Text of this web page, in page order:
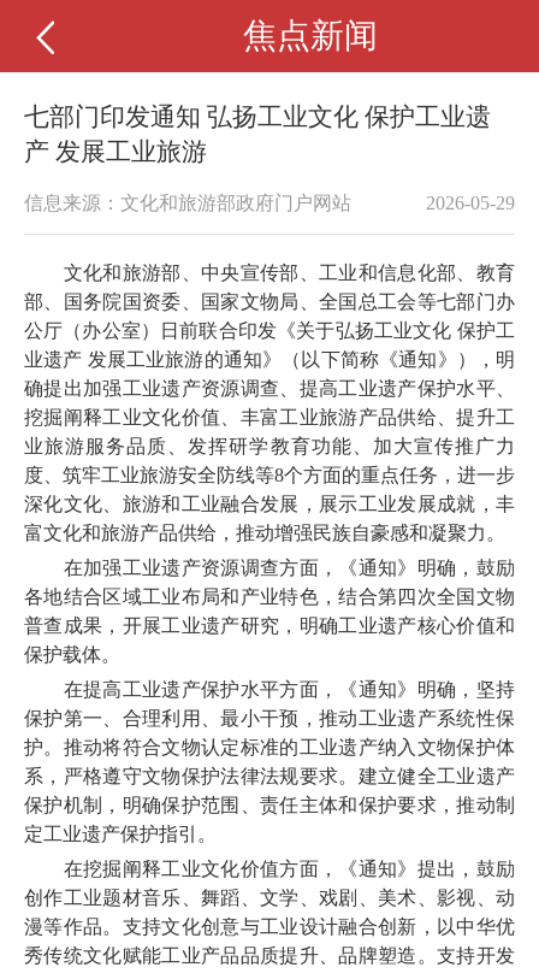
焦点新闻
七部门印发通知 弘扬工业文化 保护工业遗
产 发展工业旅游
信息来源：文化和旅游部政府门户网站 2026-05-29
文化和旅游部、中央宣传部、工业和信息化部、教育
部、国务院国资委、国家文物局、全国总工会等七部门办
公厅（办公室）日前联合印发《关于弘扬工业文化 保护工
业遗产 发展工业旅游的通知》（以下简称《通知》），明
确提出加强工业遗产资源调查、提高工业遗产保护水平、
挖掘阐释工业文化价值、丰富工业旅游产品供给、提升工
业旅游服务品质、发挥研学教育功能、加大宣传推广力
度、筑牢工业旅游安全防线等8个方面的重点任务，进一步
深化文化、旅游和工业融合发展，展示工业发展成就，丰
富文化和旅游产品供给，推动增强民族自豪感和凝聚力。
在加强工业遗产资源调查方面，《通知》明确，鼓励
各地结合区域工业布局和产业特色，结合第四次全国文物
普查成果，开展工业遗产研究，明确工业遗产核心价值和
保护载体。
在提高工业遗产保护水平方面，《通知》明确，坚持
保护第一、合理利用、最小干预，推动工业遗产系统性保
护。推动将符合文物认定标准的工业遗产纳入文物保护体
系，严格遵守文物保护法律法规要求。建立健全工业遗产
保护机制，明确保护范围、责任主体和保护要求，推动制
定工业遗产保护指引。
在挖掘阐释工业文化价值方面，《通知》提出，鼓励
创作工业题材音乐、舞蹈、文学、戏剧、美术、影视、动
漫等作品。支持文化创意与工业设计融合创新，以中华优
秀传统文化赋能工业产品品质提升、品牌塑造。支持开发